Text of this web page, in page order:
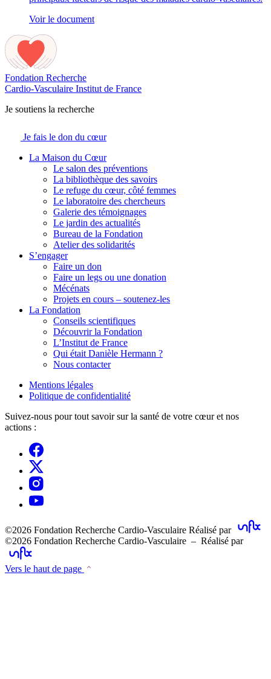
Voir le document
Fondation Recherche
Cardio-Vasculaire Institut de France
Je soutiens la recherche
Je fais le don du cœur
La Maison du Cœur
Le salon des préventions
La bibliothèque des savoirs
Le refuge du cœur, côté femmes
Le laboratoire des chercheurs
Galerie des témoignages
Le jardin des actualités
Bureau de la Fondation
Atelier des solidarités
S’engager
Faire un don
Faire un legs ou une donation
Mécénats
Projets en cours – soutenez-les
La Fondation
Conseils scientifiques
Découvrir la Fondation
L’Institut de France
Qui était Danièle Hermann ?
Nous contacter
Mentions légales
Politique de confidentialité
Suivez-nous pour tout savoir sur la santé de votre cœur et nos
actions :
©2026 Fondation Recherche Cardio-Vasculaire Réalisé par
©2026 Fondation Recherche Cardio-Vasculaire – Réalisé par
Vers le haut de page